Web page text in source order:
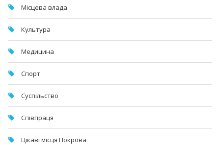
Місцева влада
Культура
Медицина
Спорт
Суспільство
Співпраця
Цікаві місця Покрова